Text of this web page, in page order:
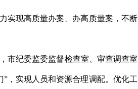
实现高质量办案、办高质量案，不断
市纪委监委监督检查室、审查调查室
，实现人员和资源合理调配。优化工